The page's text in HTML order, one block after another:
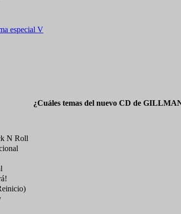
especial V
¿Cuáles temas del nuevo CD de
N Roll